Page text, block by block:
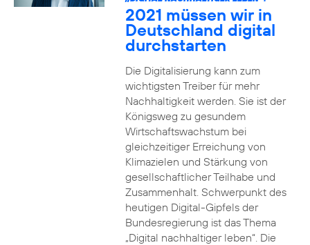
2021 müssen wir in
Deutschland digital
durchstarten
Die Digitalisierung kann zum
wichtigsten Treiber für mehr
Nachhaltigkeit werden. Sie ist der
Königsweg zu gesundem
Wirtschaftswachstum bei
gleichzeitiger Erreichung von
Klimazielen und Stärkung von
gesellschaftlicher Teilhabe und
Zusammenhalt. Schwerpunkt des
heutigen Digital-Gipfels der
Bundesregierung ist das Thema
„Digital nachhaltiger leben“. Die